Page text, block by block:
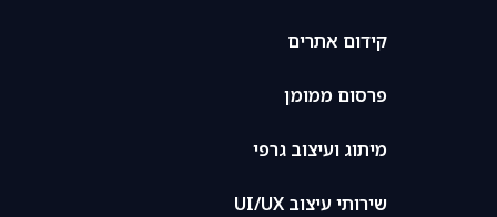
קידום אתרים
פרסום ממומן
מיתוג ועיצוב גרפי
שירותי עיצוב UI/UX